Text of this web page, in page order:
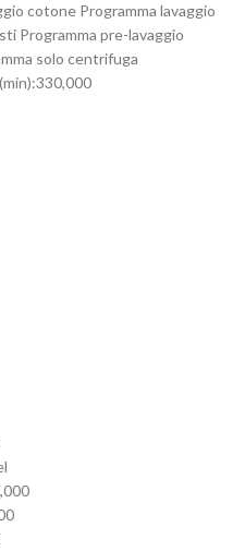
cotone Programma lavaggio
Programma pre-lavaggio
solo centrifuga
330,000